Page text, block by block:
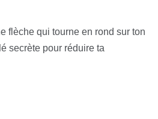
flèche qui tourne en rond sur ton
secrète pour réduire ta